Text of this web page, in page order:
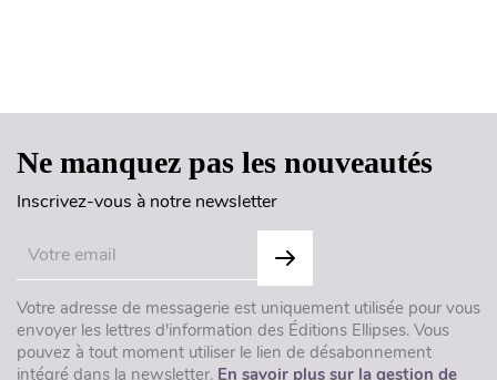
Ne manquez pas les nouveautés
Inscrivez-vous à notre newsletter
Votre adresse de messagerie est uniquement utilisée pour vous
envoyer les lettres d'information des Éditions Ellipses. Vous
pouvez à tout moment utiliser le lien de désabonnement
intégré dans la newsletter. En savoir plus sur la gestion de